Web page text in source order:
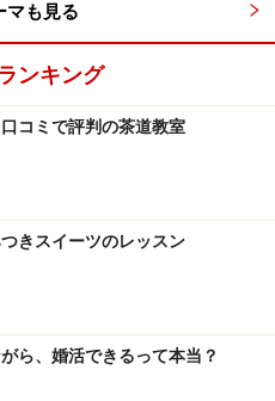
る、それぞれの流派が開催
けでは伝わりにくい、各流
わかるので流派選びの参考
ントに出品されているよう
のが、通常のおけいこのス
。一般的なおけいこは、季
時間で活け方をコツコツ習
ントでは特別な花器や花材
をかけたりしてスペシャル
マも見る
ンキング
コミで評判の茶道教室
きスイーツのレッスン
ら、婚活できるって本当？